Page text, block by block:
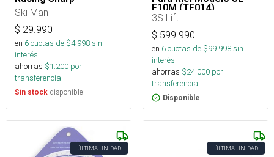
Ski Man
$ 29.990
en 6cuotas de $4.998sin
interés
ahorras $1.200 por
transferencia.
Sin stock disponible
F10M (TF014)
3S Lift
$ 599.990
en 6cuotas de $99.998sin
interés
ahorras $24.000 por
transferencia.
Disponible
ÚLTIMA UNIDAD ÚLTIMA UNIDAD